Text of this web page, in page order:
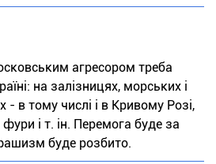
агресором треба
на залізницях, морських і
- в тому числі і в Кривому Розі,
і т. ін. Перемога буде за
буде розбито.